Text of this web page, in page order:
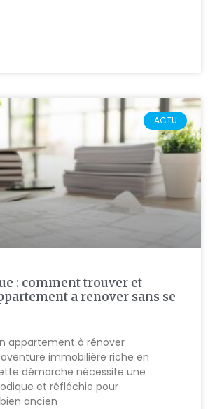
ACTU
: comment trouver et
a renover sans se
appartement à rénover
immobilière riche en
démarche nécessite une
et réfléchie pour
ancien